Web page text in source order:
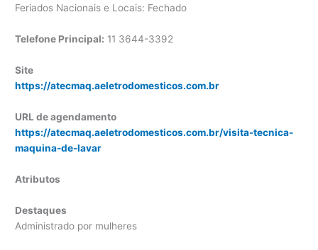
Feriados Nacionais e Locais: Fechado
Telefone Principal: 11 3644-3392
Site
https://atecmaq.aeletrodomesticos.com.br
URL de agendamento
https://atecmaq.aeletrodomesticos.com.br/visita-tecnica-
maquina-de-lavar
Atributos
Destaques
Administrado por mulheres